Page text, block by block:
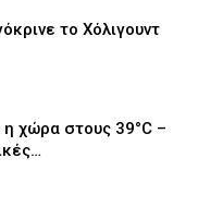
το Χόλιγουντ
η χώρα στους 39°C –